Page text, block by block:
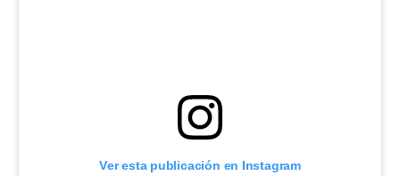
Ver esta publicación en Instagram